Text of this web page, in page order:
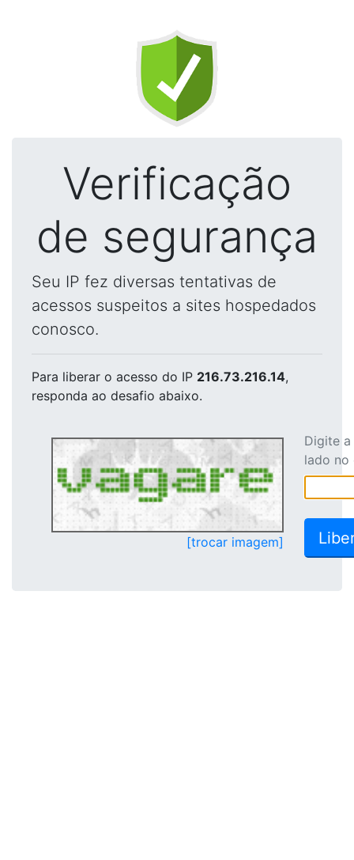
Verificação
de segurança
Seu IP fez diversas tentativas de
acessos suspeitos a sites hospedados
conosco.
Para liberar o acesso do IP 216.73.216.14,
responda ao desafio abaixo.
[trocar imagem]
Digite
lado no